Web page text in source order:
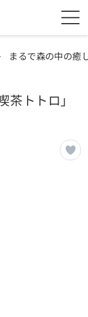
まるで森の中の癒
トトロ」